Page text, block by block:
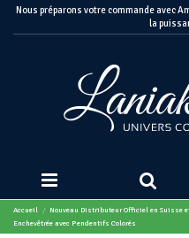
Nous préparons votre commande avec
la
Accueil Nouveau Distributeur Officiel en Suisse
Enchevêtrée avec Pendentifs Colorés